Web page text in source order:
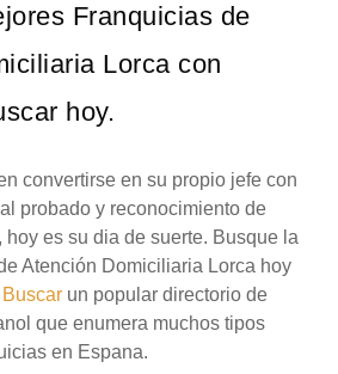
Franquicias de
Lorca con
hoy.
convertirse en su propio jefe con
probado y reconocimiento de
hoy es su dia de suerte. Busque la
Atención Domiciliaria Lorca hoy
un popular directorio de
que enumera muchos tipos
en Espana.